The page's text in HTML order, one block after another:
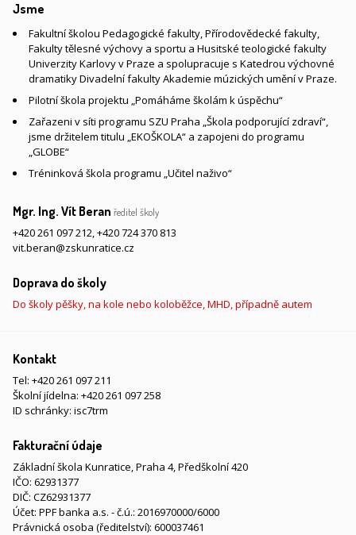
Jsme
Fakultní školou Pedagogické fakulty, Přírodovědecké fakulty,
Fakulty tělesné výchovy a sportu a Husitské teologické fakulty
Univerzity Karlovy v Praze a spolupracuje s Katedrou výchovné
dramatiky Divadelní fakulty Akademie múzických umění v Praze.
Pilotní škola projektu „Pomáháme školám k úspěchu“
Zařazeni v síti programu SZU Praha „Škola podporující zdraví“,
jsme držitelem titulu „EKOŠKOLA“ a zapojeni do programu
„GLOBE“
Tréninková škola programu „Učitel naživo“
Mgr. Ing. Vít Beran ředitel školy
+420 261 097 212,+420 724 370 813
vit.beran@zskunratice.cz
Doprava do školy
Do školy pěšky, na kole nebo koloběžce, MHD, případně autem
Kontakt
Tel: +420 261 097 211
Školní jídelna: +420 261 097 258
ID schránky: isc7trm
Fakturační údaje
Základní škola Kunratice, Praha 4, Předškolní 420
IČO: 62931377
DIČ: CZ62931377
Účet: PPF banka a.s. - č.ú.: 2016970000/6000
Právnická osoba (ředitelství): 600037461